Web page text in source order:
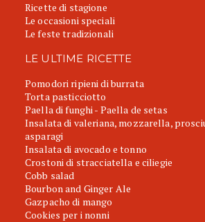
Ricette di stagione
Le occasioni speciali
Le feste tradizionali
LE ULTIME RICETTE
Pomodori ripieni di burrata
Torta pasticciotto
Paella di funghi - Paella de setas
Insalata di valeriana, mozzarella,
asparagi
Insalata di avocado e tonno
Crostoni di stracciatella e ciliegie
Cobb salad
Bourbon and Ginger Ale
Gazpacho di mango
Cookies per i nonni